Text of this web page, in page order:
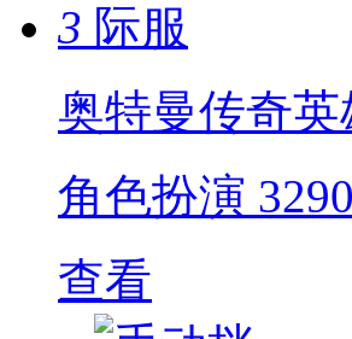
3
奥特曼传奇
角色扮演
查看